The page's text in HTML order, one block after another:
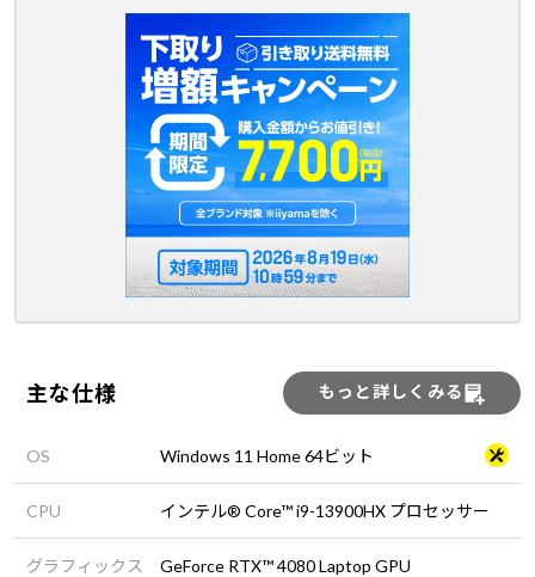
主な仕様 もっと詳しくみる
OS Windows 11 Home 64ビット
CPU インテル® Core™ i9-13900HX プロセッサー
グラフィックス GeForce RTX™ 4080 Laptop GPU